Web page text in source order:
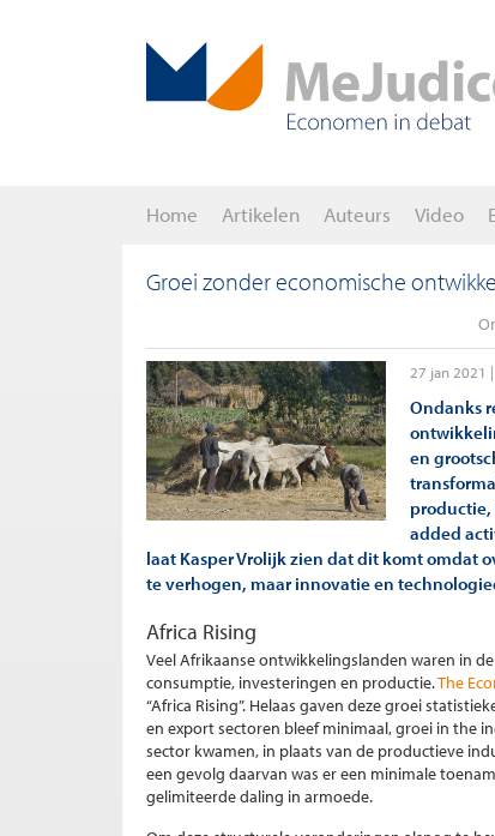
Home Artikelen Auteurs Video
Groei zonder economische
27 jan 2021
Ondanks
en
added
laat Kasper Vrolijk zien dat dit komt
te verhogen, maar innovatie en
Africa Rising
Veel Afrikaanse ontwikkelingslanden waren in
consumptie, investeringen en productie.The
“Africa Rising”. Helaas gaven deze groei
en export sectoren bleef minimaal, groei in the
sector kwamen, in plaats van de productieve
een gevolg daarvan was er een minimale
gelimiteerde daling in armoede.